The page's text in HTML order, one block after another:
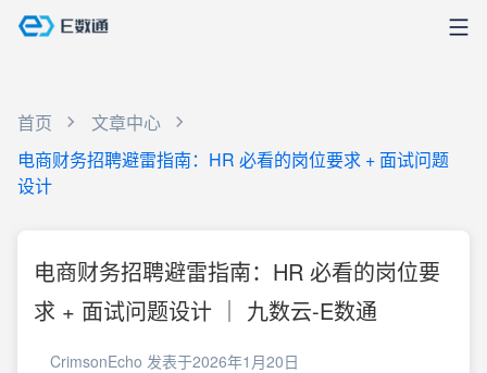
首页
文章中心
电商财务招聘避雷指南：HR 必看的岗位要求 + 面试问题
设计
电商财务招聘避雷指南：HR 必看的岗位要
求 + 面试问题设计 ｜ 九数云-E数通
CrimsonEcho 发表于2026年1月20日